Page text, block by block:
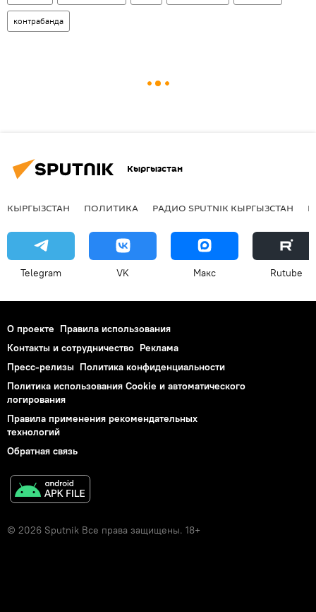
контрабанда
Кыргызстан
КЫРГЫЗСТАН ПОЛИТИКА РАДИО SPUTNIK КЫРГЫЗСТАН
Telegram VK Макс Rutube
О проекте Правила использования
Контакты и сотрудничество Реклама
Пресс-релизы Политика конфиденциальности
Политика использования Cookie и автоматического
логирования
Правила применения рекомендательных
технологий
Обратная связь
© 2026 Sputnik Все права защищены. 18+